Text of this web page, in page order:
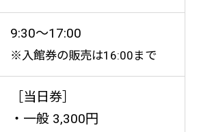
9:30〜17:00
※入館券の販売は16:00まで
［当日券］
・一般 3,300円